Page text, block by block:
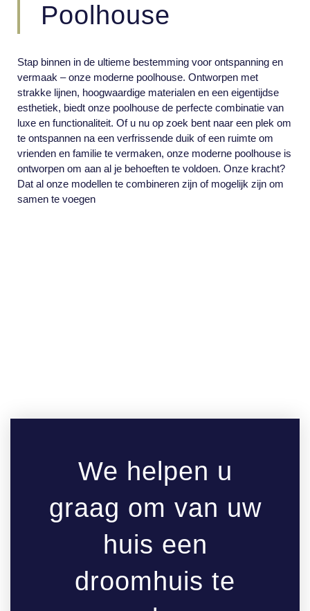
Poolhouse
Stap binnen in de ultieme bestemming voor ontspanning en
vermaak – onze moderne poolhouse. Ontworpen met
strakke lijnen, hoogwaardige materialen en een eigentijdse
esthetiek, biedt onze poolhouse de perfecte combinatie van
luxe en functionaliteit. Of u nu op zoek bent naar een plek om
te ontspannen na een verfrissende duik of een ruimte om
vrienden en familie te vermaken, onze moderne poolhouse is
ontworpen om aan al je behoeften te voldoen. Onze kracht?
Dat al onze modellen te combineren zijn of mogelijk zijn om
samen te voegen
We helpen u
graag om van uw
huis een
droomhuis te